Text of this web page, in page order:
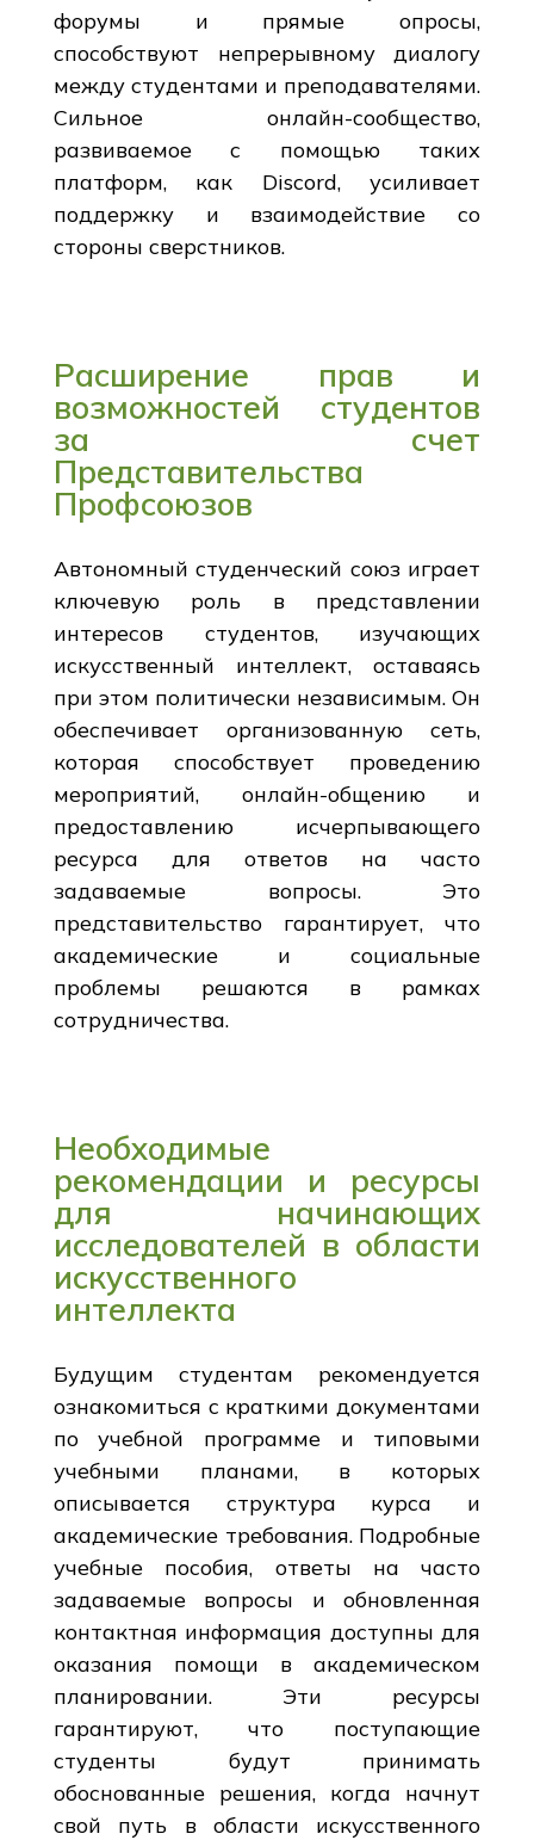
форумы и прямые опросы,
способствуют непрерывному диалогу
между студентами и преподавателями.
Сильное онлайн-сообщество,
развиваемое с помощью таких
платформ, как Discord, усиливает
поддержку и взаимодействие со
стороны сверстников.
Расширение прав и
возможностей студентов
за счет
Представительства
Профсоюзов
Автономный студенческий союз играет
ключевую роль в представлении
интересов студентов, изучающих
искусственный интеллект, оставаясь
при этом политически независимым. Он
обеспечивает организованную сеть,
которая способствует проведению
мероприятий, онлайн-общению и
предоставлению исчерпывающего
ресурса для ответов на часто
задаваемые вопросы. Это
представительство гарантирует, что
академические и социальные
проблемы решаются в рамках
сотрудничества.
Необходимые
рекомендации и ресурсы
для начинающих
исследователей в области
искусственного
интеллекта
Будущим студентам рекомендуется
ознакомиться с краткими документами
по учебной программе и типовыми
учебными планами, в которых
описывается структура курса и
академические требования. Подробные
учебные пособия, ответы на часто
задаваемые вопросы и обновленная
контактная информация доступны для
оказания помощи в академическом
планировании. Эти ресурсы
гарантируют, что поступающие
студенты будут принимать
обоснованные решения, когда начнут
свой путь в области искусственного